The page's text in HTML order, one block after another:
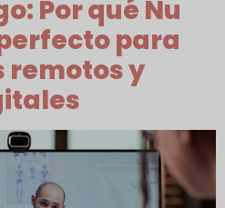
Por qué Nu
para
y